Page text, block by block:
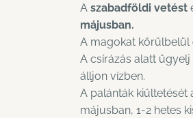
A szabadföldi vetést
májusban.
A magokat körülbelül
A csírázás alatt
álljon vízben.
A palánták kiültetését
májusban, 1-2 hetes